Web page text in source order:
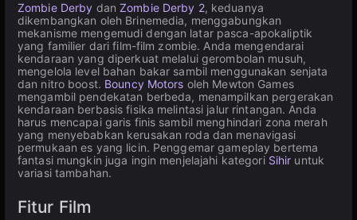
Zombie Derby danZombie Derby 2, keduanya
dikembangkan oleh Brinemedia, menggabungkan
mekanisme mengemudi dengan latar pasca-apokaliptik
yang familier dari film-film zombie. Anda mengendarai
kendaraan yang diperkuat melalui gerombolan musuh,
mengelola level bahan bakar sambil menggunakan senjata
dan nitro boost. Bouncy Motors oleh Mewton Games
mengambil pendekatan berbeda, menampilkan pergerakan
kendaraan berbasis fisika melintasi jalur rintangan. Anda
harus mencapai garis finis sambil menghindari zona merah
yang menyebabkan kerusakan roda dan menavigasi
permukaan es yang licin. Penggemar gameplay bertema
fantasi mungkin juga ingin menjelajahi kategori Sihir untuk
variasi tambahan.
Fitur Film